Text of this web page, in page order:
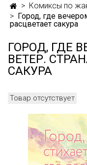
Комиксы по
Город, где
расцветает сакура
ГОРОД, ГДЕ
ВЕТЕР.
САКУРА
Товар отсутствует